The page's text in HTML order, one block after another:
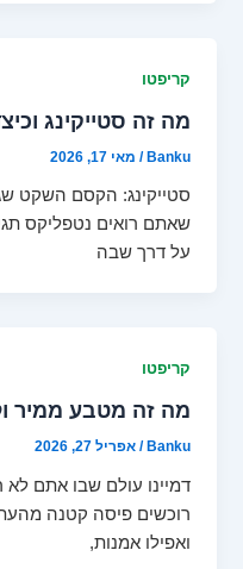
קריפטו
מה זה סטייקינג
Banku
/ מאי 17, 2026
סטייקינג: הקסם השקט
שאתם רואים נטפליקס
על דרך שבה
קריפטו
מה זה מטבע ממיר
Banku
/אפריל 27, 2026
דמיינו עולם שבו אתם
רוכשים פיסה קטנה
ואפילו אמנות,